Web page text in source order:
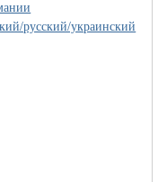
русский/украинский